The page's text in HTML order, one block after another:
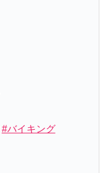
#バイキング